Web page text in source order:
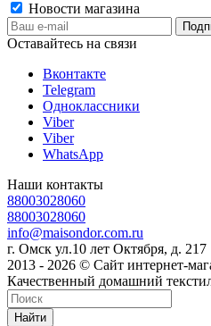
Новости магазина
Оставайтесь на связи
Вконтакте
Telegram
Одноклассники
Viber
Viber
WhatsApp
Наши контакты
88003028060
88003028060
info@maisondor.com.ru
г. Омск ул.10 лет Октября, д. 217
2013 - 2026 © Сайт интернет-
Качественный домашний
Найти